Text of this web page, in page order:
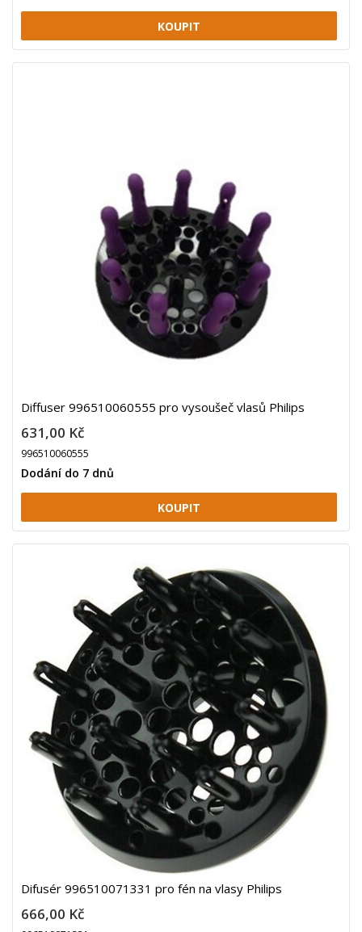
Diffuser 996510060555 pro vysoušeč vlasů Philips
631,00 Kč
996510060555
Dodání do 7 dnů
Difusér 996510071331 pro fén na vlasy Philips
666,00 Kč